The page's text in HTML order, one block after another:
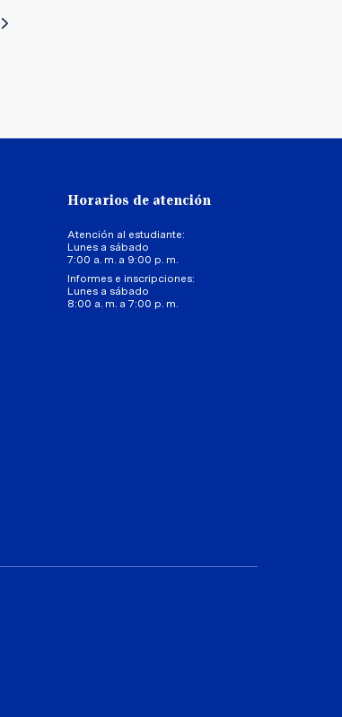
Horarios de atención
Atención al estudiante:
Lunes a sábado
7:00 a. m. a 9:00 p. m.
Informes e inscripciones:
Lunes a sábado
8:00 a. m. a 7:00 p. m.